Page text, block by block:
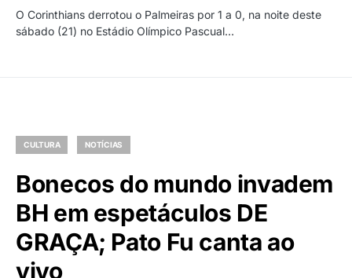
O Corinthians derrotou o Palmeiras por 1 a 0, na noite deste
sábado (21) no Estádio Olímpico Pascual…
CULTURA NOTÍCIAS
Bonecos do mundo invadem
BH em espetáculos DE
GRAÇA; Pato Fu canta ao
vivo